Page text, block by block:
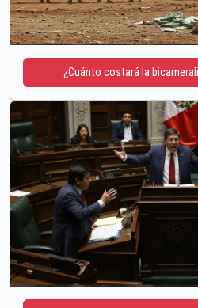
¿Cuánto costará la